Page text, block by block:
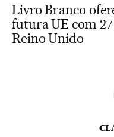
Livro Branco
futura UE com
Reino Unido